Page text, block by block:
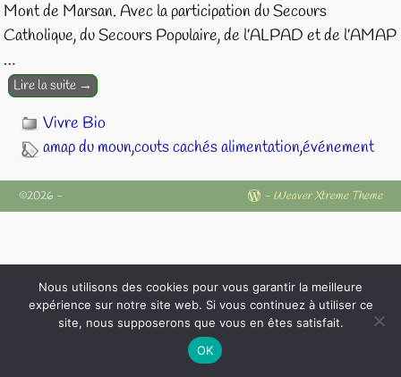
Mont de Marsan. Avec la participation du Secours
Catholique, du Secours Populaire, de l’ALPAD et de l’AMAP
…
Lire la suite →
Vivre Bio
amap du moun,couts cachés alimentation,événement
©2026 - - Weaver Xtreme Theme
Nous utilisons des cookies pour vous garantir la meilleure
expérience sur notre site web. Si vous continuez à utiliser ce
site, nous supposerons que vous en êtes satisfait.
OK